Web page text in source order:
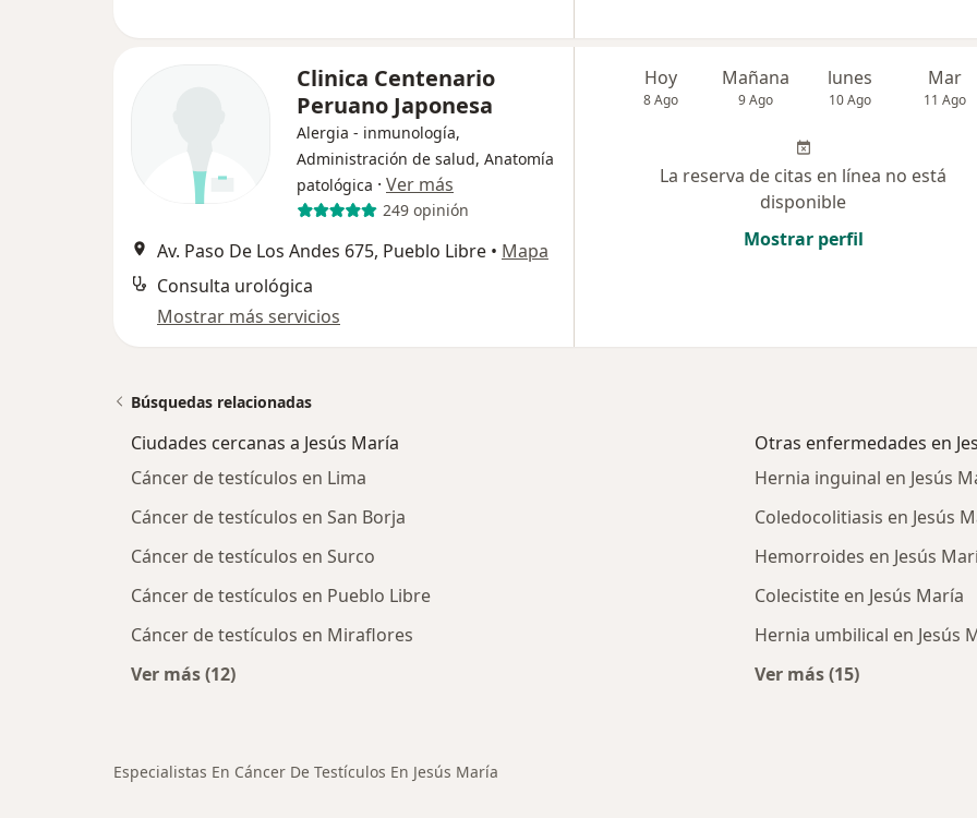
Clinica Centenario
Peruano Japonesa
Alergia - inmunología,
Administración de salud, Anatomía
patológica · Ver más
249 opinión
Av. Paso De Los Andes 675, Pueblo Libre • Mapa
Consulta urológica
Mostrar más servicios
Hoy
8 Ago
Mañana
9 Ago
lunes
10 Ago
Mar
11 Ago
La reserva de citas en línea no está
disponible
Mostrar perfil
Búsquedas relacionadas
Ciudades cercanas a Jesús María
Cáncer de testículos en Lima
Cáncer de testículos en San Borja
Cáncer de testículos en Surco
Cáncer de testículos en Pueblo Libre
Cáncer de testículos en Miraflores
Ver más (12)
Otras enfermedades en
Hernia inguinal en Jesús
Coledocolitiasis en Jesús
Hemorroides en Jesús
Colecistite en Jesús María
Hernia umbilical en Jesús
Ver más (15)
Especialistas En Cáncer De Testículos En Jesús María